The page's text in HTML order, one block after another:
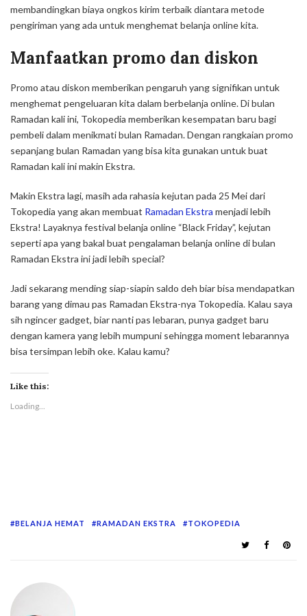
membandingkan biaya ongkos kirim terbaik diantara metode
pengiriman yang ada untuk menghemat belanja onlinekita.
Manfaatkan promo dan diskon
Promo atau diskon memberikan pengaruh yang signifikan untuk
menghemat pengeluaran kita dalam berbelanja online. Di bulan
Ramadan kali ini, Tokopedia memberikan kesempatan baru bagi
pembeli dalam menikmati bulan Ramadan. Dengan rangkaian promo
sepanjang bulan Ramadan yang bisa kita gunakan untuk buat
Ramadan kali ini makin Ekstra.
Makin Ekstra lagi, masih ada rahasia kejutan pada 25 Mei dari
Tokopedia yang akan membuat Ramadan Ekstra menjadi lebih
Ekstra! Layaknya festival belanja online “Black Friday”, kejutan
seperti apa yang bakal buat pengalaman belanja onlinedi bulan
Ramadan Ekstra ini jadi lebih special?
Jadi sekarang mending siap-siapin saldo deh biar bisa mendapatkan
barang yang dimau pas Ramadan Ekstra-nya Tokopedia. Kalau saya
sih ngincer gadget, biar nanti pas lebaran, punya gadget baru
dengan kamera yang lebih mumpuni sehingga moment lebarannya
bisa tersimpan lebih oke. Kalau kamu?
Like this:
Loading...
BELANJA HEMAT RAMADAN EKSTRA TOKOPEDIA